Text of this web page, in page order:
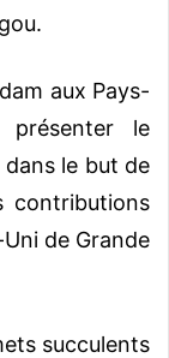
aux Pays-
le
le but de
contributions
de Grande
succulents